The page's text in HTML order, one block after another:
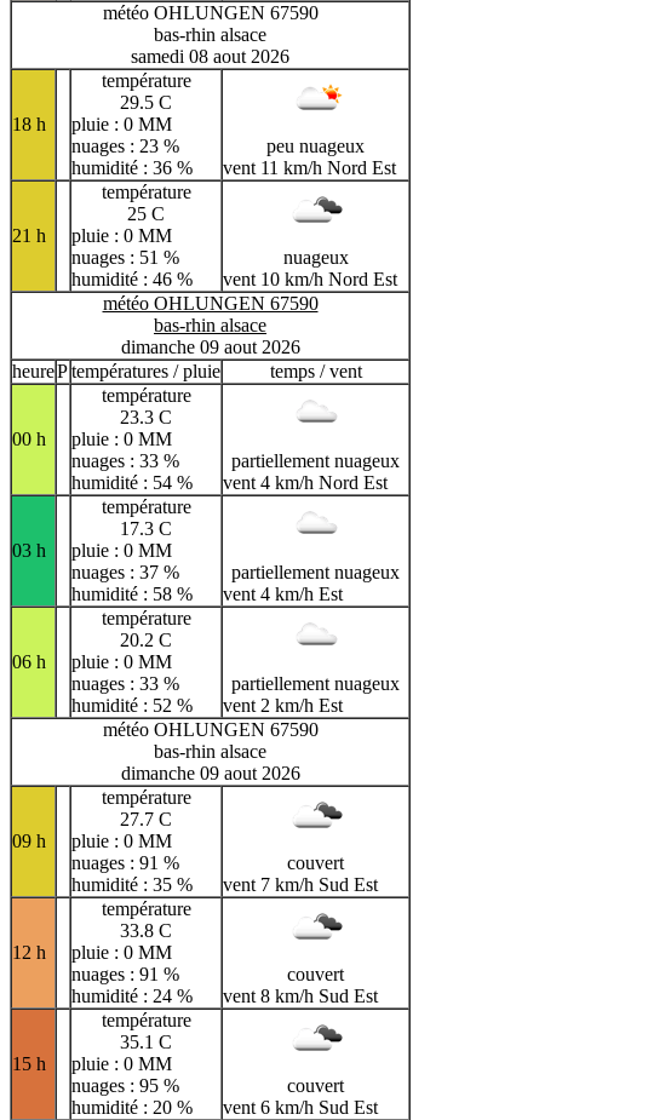
météo OHLUNGEN 67590
bas-rhin alsace
samedi 08 aout 2026
18 h
température
29.5 C
pluie : 0 MM
nuages : 23 %
humidité : 36 %
peu nuageux
vent 11 km/h Nord Est
21 h
température
25 C
pluie : 0 MM
nuages : 51 %
humidité : 46 %
nuageux
vent 10 km/h Nord Est
météo OHLUNGEN 67590
bas-rhin alsace
dimanche 09 aout 2026
heurePtempératures / pluie temps / vent
00 h
température
23.3 C
pluie : 0 MM
nuages : 33 %
humidité : 54 %
partiellement nuageux
vent 4 km/h Nord Est
03 h
température
17.3 C
pluie : 0 MM
nuages : 37 %
humidité : 58 %
partiellement nuageux
vent 4 km/h Est
06 h
température
20.2 C
pluie : 0 MM
nuages : 33 %
humidité : 52 %
partiellement nuageux
vent 2 km/h Est
météo OHLUNGEN 67590
bas-rhin alsace
dimanche 09 aout 2026
09 h
température
27.7 C
pluie : 0 MM
nuages : 91 %
humidité : 35 %
couvert
vent 7 km/h Sud Est
12 h
température
33.8 C
pluie : 0 MM
nuages : 91 %
humidité : 24 %
couvert
vent 8 km/h Sud Est
15 h
température
35.1 C
pluie : 0 MM
nuages : 95 %
humidité : 20 %
couvert
vent 6 km/h Sud Est